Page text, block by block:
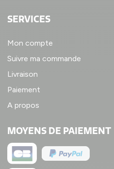
SERVICES
Mon compte
Suivre ma commande
Livraison
Paiement
A propos
MOYENS DE PAIEMENT